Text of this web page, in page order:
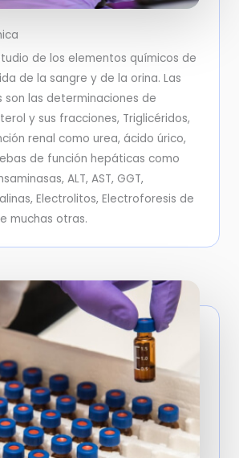
de los elementos químicos de
de la sangre y de la orina. Las
son las determinaciones de
y sus fracciones, Triglicéridos,
renal como urea, ácido úrico,
de función hepáticas como
ALT, AST, GGT,
Electrolitos, Electroforesis de
muchas otras.